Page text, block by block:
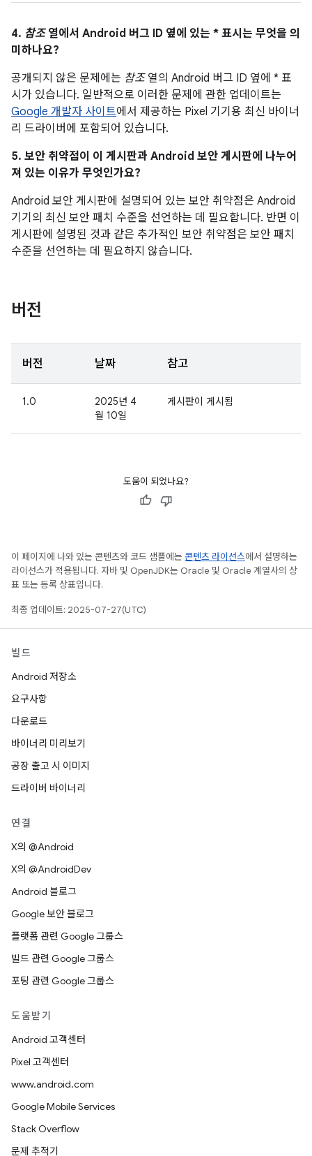
4. 참조열에서 Android 버그 ID 옆에 있는 * 표시는 무엇을 의
미하나요?
공개되지 않은 문제에는 참조열의 Android 버그 ID 옆에 * 표
시가 있습니다. 일반적으로 이러한 문제에 관한 업데이트는
Google 개발자 사이트에서 제공하는 Pixel 기기용 최신 바이너
리 드라이버에 포함되어 있습니다.
5. 보안 취약점이 이 게시판과 Android 보안 게시판에 나누어
져 있는 이유가 무엇인가요?
Android 보안 게시판에 설명되어 있는 보안 취약점은 Android
기기의 최신 보안 패치 수준을 선언하는 데 필요합니다. 반면 이
게시판에 설명된 것과 같은 추가적인 보안 취약점은 보안 패치
수준을 선언하는 데 필요하지 않습니다.
버전
버전 날짜 참고
1.0
2025년 4
월 10일
게시판이 게시됨
도움이 되었나요?
이 페이지에 나와 있는 콘텐츠와 코드 샘플에는 콘텐츠 라이선스에서 설명하는
라이선스가 적용됩니다. 자바 및 OpenJDK는 Oracle 및 Oracle 계열사의 상
표 또는 등록 상표입니다.
최종 업데이트: 2025-07-27(UTC)
빌드
Android 저장소
요구사항
다운로드
바이너리 미리보기
공장 출고 시 이미지
드라이버 바이너리
연결
X의 @Android
X의 @AndroidDev
Android 블로그
Google 보안 블로그
플랫폼 관련 Google 그룹스
빌드 관련 Google 그룹스
포팅 관련 Google 그룹스
도움받기
Android 고객센터
Pixel 고객센터
www.android.com
Google Mobile Services
Stack Overflow
문제 추적기